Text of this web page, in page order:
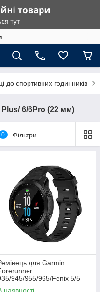
до спортивних годинників
Plus/ 6/6Pro (22 мм)
0 Фільтри
для Garmin
945/955/965/Fenix 5/5
6/7/8-47 мм. (чорний)
наявності